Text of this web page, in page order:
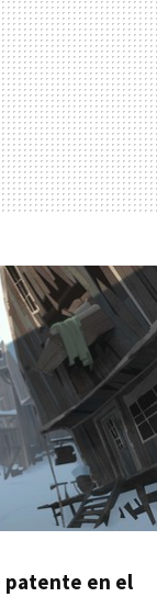
patente en el